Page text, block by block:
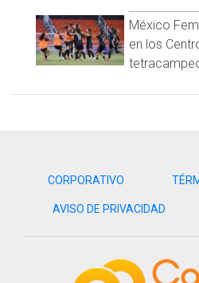
México
en los
CORPORATIVO
AVISO DE PRIVACIDAD